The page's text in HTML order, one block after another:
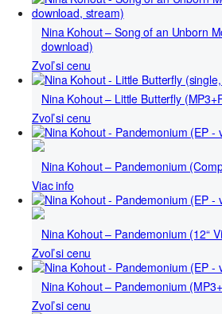
Nina Kohout – Song of an Unborn
download)
Zvoľ si cenu
Nina Kohout – Little Butterfly
Zvoľ si cenu
Nina Kohout – Pandemonium
Viac info
Nina Kohout – Pandemonium (12“
Zvoľ si cenu
Nina Kohout – Pandemonium
Zvoľ si cenu